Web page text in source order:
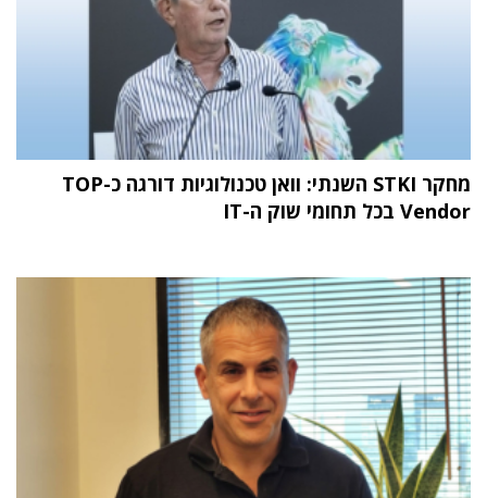
מחקר STKI השנתי: וואן טכנולוגיות דורגה כ-TOP
Vendor בכל תחומי שוק ה-IT